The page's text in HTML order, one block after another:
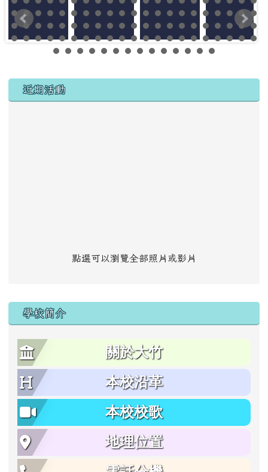
左邊區域內容
近期活動
點選可以瀏覽全部照片或影片
學校簡介
關於大竹
本校沿革
本校校歌
地理位置